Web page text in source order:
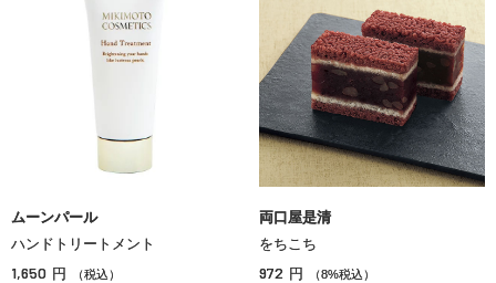
ムーンパール
ハンドトリートメント
1,650 円 （税込）
両口屋是清
をちこち
972 円 （8%税込）